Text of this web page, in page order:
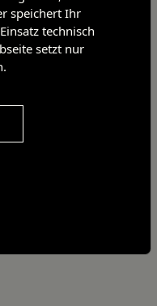
speichert Ihr
technisch
setzt nur